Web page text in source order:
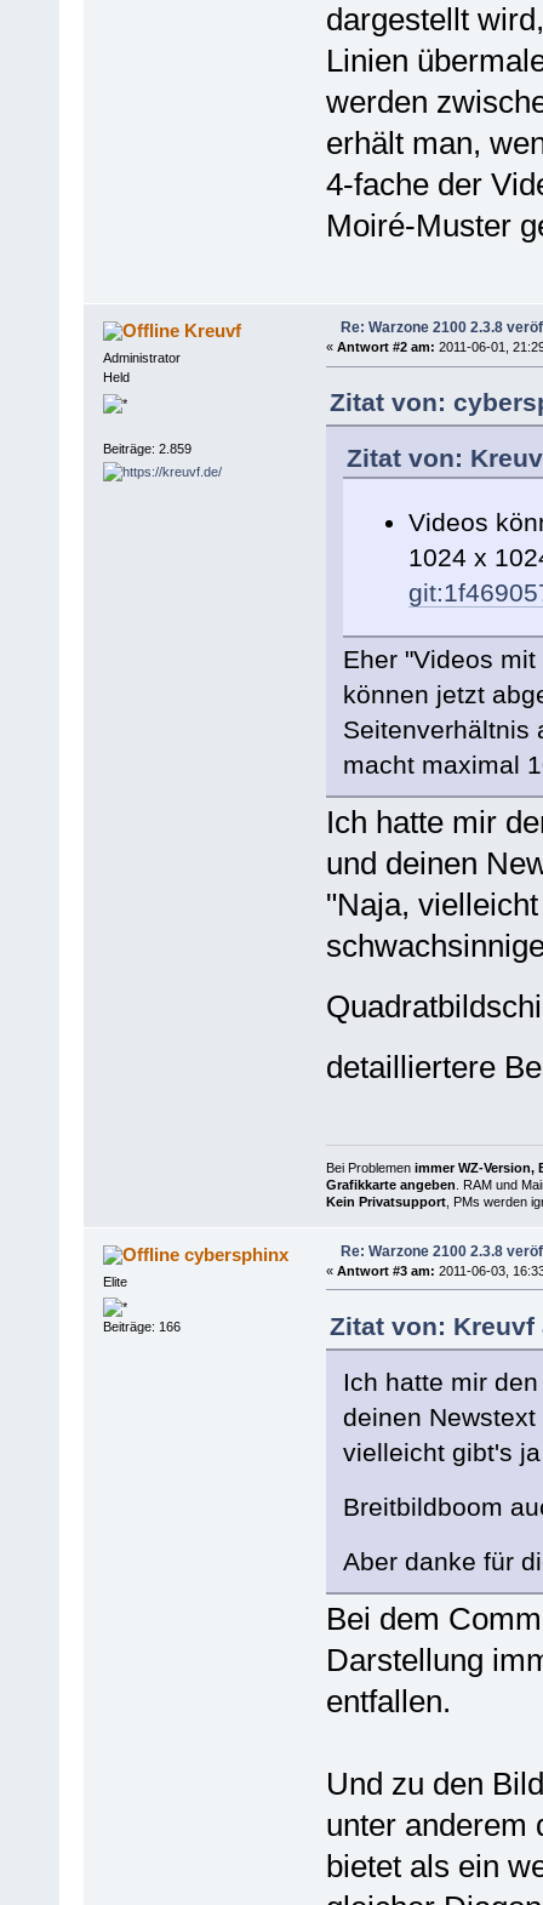
dargestellt
Linien
werden
erhält man,
4-fache der
Moiré-Muster
Kreuvf
Administrator
Held
Beiträge: 2.859
Re: Warzone 2100 2.3.8
« Antwort #2 am: 2011-06-01,
Zitat von:
Zitat von:
Videos
1024 x
Eher "Videos
können jetzt
Seitenverhältnis
macht maximal
Ich hatte mir
und deinen
"Naja,
detailliertere
Bei Problemen immer WZ-Version,
Grafikkarte angeben . RAM und
Kein Privatsupport, PMs werden
cybersphinx
Elite
Beiträge: 166
Re: Warzone 2100 2.3.8
« Antwort #3 am: 2011-06-03,
Zitat von: Kreuvf
Ich hatte mir
deinen
vielleicht gibt's
Breitbildboom
Aber danke für
Bei dem
Darstellung
entfallen.
Und zu den
unter anderem
bietet als ein